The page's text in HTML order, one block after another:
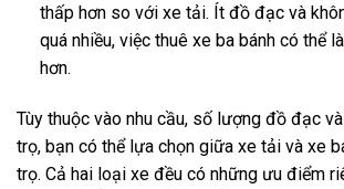
thấp hơn so với xe tải. Ít đồ đạc và
quá nhiều, việc thuê xe ba bánh có thể
hơn.
Tùy thuộc vào nhu cầu, số lượng đồ đạc
trọ, bạn có thể lựa chọn giữa xe tải và xe
trọ. Cả hai loại xe đều có những ưu điểm